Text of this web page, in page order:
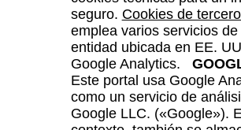
seguro. Cookies de
emplea varios servicios
entidad ubicada en EE.
Google Analytics.
Este portal usa Google
como un servicio de
Google LLC. («Google»).